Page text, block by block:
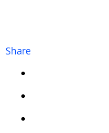
Share